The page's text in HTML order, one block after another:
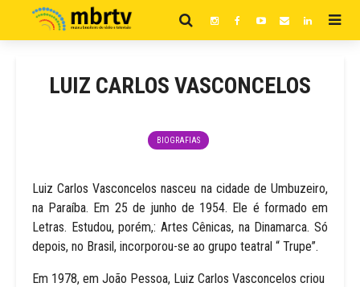
LUIZ CARLOS VASCONCELOS
BIOGRAFIAS
Luiz Carlos Vasconcelos nasceu na cidade de Umbuzeiro,
na Paraíba. Em 25 de junho de 1954. Ele é formado em
Letras. Estudou, porém,: Artes Cênicas, na Dinamarca. Só
depois, no Brasil, incorporou-se ao grupo teatral “ Trupe”.
Em 1978, em João Pessoa, Luiz Carlos Vasconcelos criou